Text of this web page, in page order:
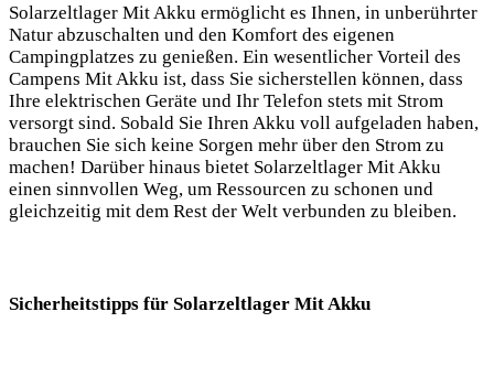
Solarzeltlager Mit Akku ermöglicht es Ihnen, in unberührter⁣
Natur ‌abzuschalten und den Komfort des eigenen
Campingplatzes zu genießen. Ein wesentlicher Vorteil des⁢
Campens Mit Akku ist,‌ dass ‍Sie sicherstellen können,⁣ dass
Ihre​ elektrischen Geräte ​und Ihr Telefon stets ‍mit Strom
versorgt sind.‍ Sobald Sie Ihren Akku voll​ aufgeladen⁢ haben,
brauchen ⁢Sie sich keine Sorgen mehr über den Strom⁣ zu
machen! Darüber ⁤hinaus bietet Solarzeltlager ‌Mit⁣ Akku
einen sinnvollen ‍Weg,⁤ um Ressourcen‍ zu schonen ​und
gleichzeitig‌ mit dem Rest​ der ⁢Welt verbunden zu bleiben.
Sicherheitstipps für Solarzeltlager Mit Akku